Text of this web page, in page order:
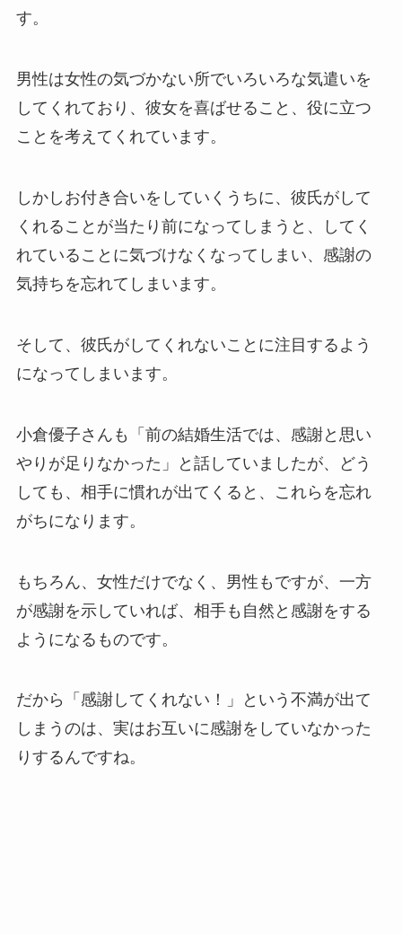
す。
男性は女性の気づかない所でいろいろな気遣いを
してくれており、彼女を喜ばせること、役に立つ
ことを考えてくれています。
しかしお付き合いをしていくうちに、彼氏がして
くれることが当たり前になってしまうと、してく
れていることに気づけなくなってしまい、感謝の
気持ちを忘れてしまいます。
そして、彼氏がしてくれないことに注目するよう
になってしまいます。
小倉優子さんも「前の結婚生活では、感謝と思い
やりが足りなかった」と話していましたが、どう
しても、相手に慣れが出てくると、これらを忘れ
がちになります。
もちろん、女性だけでなく、男性もですが、一方
が感謝を示していれば、相手も自然と感謝をする
ようになるものです。
だから「感謝してくれない！」という不満が出て
しまうのは、実はお互いに感謝をしていなかった
りするんですね。